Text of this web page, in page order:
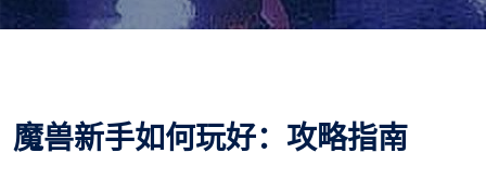
魔兽新手如何玩好：攻略指南